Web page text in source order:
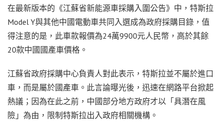
在最新版本的《江蘇省新能源車採購入圍公告》中，特斯拉
Model Y與其他中國電動車共同入選成為政府採購目錄，值
得注意的是，此車款報價為24萬9900元人民幣，高於其餘
20款中國國產車價格。
江蘇省政府採購中心負責人對此表示，特斯拉並不屬於進口
車，而是屬於國產車。此言論曝光後，迅速在網路平台掀起
熱議；因為在此之前，中國部分地方政府才以「具潛在風
險」為由，限制特斯拉出入政府相關機構。